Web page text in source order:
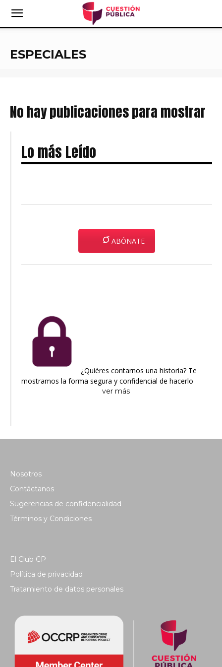
ESPECIALES
No hay publicaciones para mostrar
Lo más Leído
ABÓNATE
¿Quiéres contarnos una historia? Te
mostramos la forma segura y confidencial de hacerlo
ver más
Nosotros
Contáctanos
Sugerencias de confidencialidad
Términos y Condiciones
El Club CP
Política de privacidad
Tratamiento de datos personales